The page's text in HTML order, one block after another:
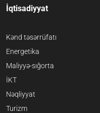
İqtisadiyyat
Kənd təsərrüfatı
Energetika
Maliyyə-sığorta
İKT
Nəqliyyat
Turizm